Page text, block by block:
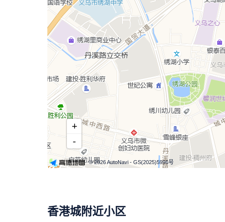
+
-
© 2026 AutoNavi - GS(2025)5996号
香港城附近小区